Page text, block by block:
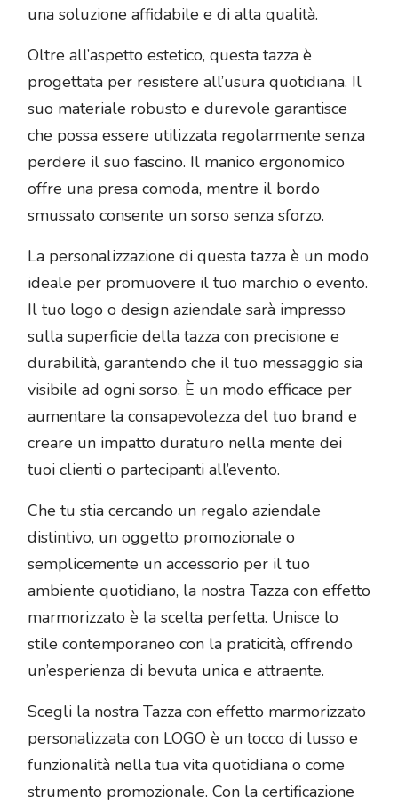
una soluzione affidabile e di alta qualità.
Oltre all’aspetto estetico, questa tazza è
progettata per resistere all’usura quotidiana. Il
suo materiale robusto e durevole garantisce
che possa essere utilizzata regolarmente senza
perdere il suo fascino. Il manico ergonomico
offre una presa comoda, mentre il bordo
smussato consente un sorso senza sforzo.
La personalizzazione di questa tazza è un modo
ideale per promuovere il tuo marchio o evento.
Il tuo logo o design aziendale sarà impresso
sulla superficie della tazza con precisione e
durabilità, garantendo che il tuo messaggio sia
visibile ad ogni sorso. È un modo efficace per
aumentare la consapevolezza del tuo brand e
creare un impatto duraturo nella mente dei
tuoi clienti o partecipanti all’evento.
Che tu stia cercando un regalo aziendale
distintivo, un oggetto promozionale o
semplicemente un accessorio per il tuo
ambiente quotidiano, la nostra Tazza con effetto
marmorizzato è la scelta perfetta. Unisce lo
stile contemporaneo con la praticità, offrendo
un’esperienza di bevuta unica e attraente.
Scegli la nostra Tazza con effetto marmorizzato
personalizzata con LOGO è un tocco di lusso e
funzionalità nella tua vita quotidiana o come
strumento promozionale. Con la certificazione